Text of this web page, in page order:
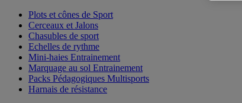
Plots et cônes de Sport
Cerceaux et Jalons
Chasubles de sport
Echelles de rythme
Mini-haies Entrainement
Marquage au sol Entrainement
Packs Pédagogiques Multisports
Harnais de résistance